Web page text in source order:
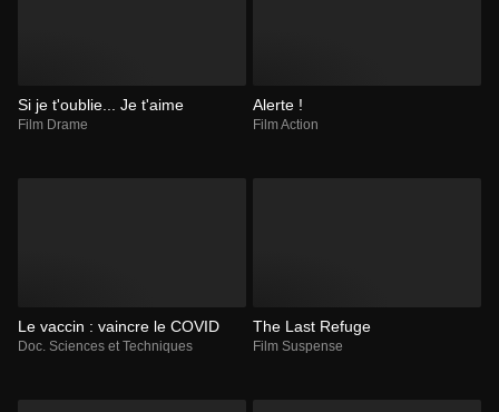
Si je t'oublie... Je t'aime
Film Drame
Alerte !
Film Action
Le vaccin : vaincre le COVID
Doc. Sciences et Techniques
The Last Refuge
Film Suspense